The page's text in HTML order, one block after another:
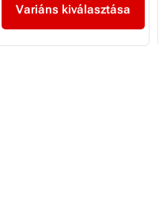
Variáns kiválasztása